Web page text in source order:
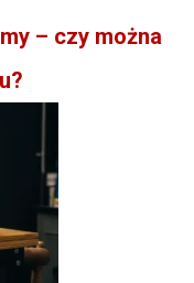
– czy można